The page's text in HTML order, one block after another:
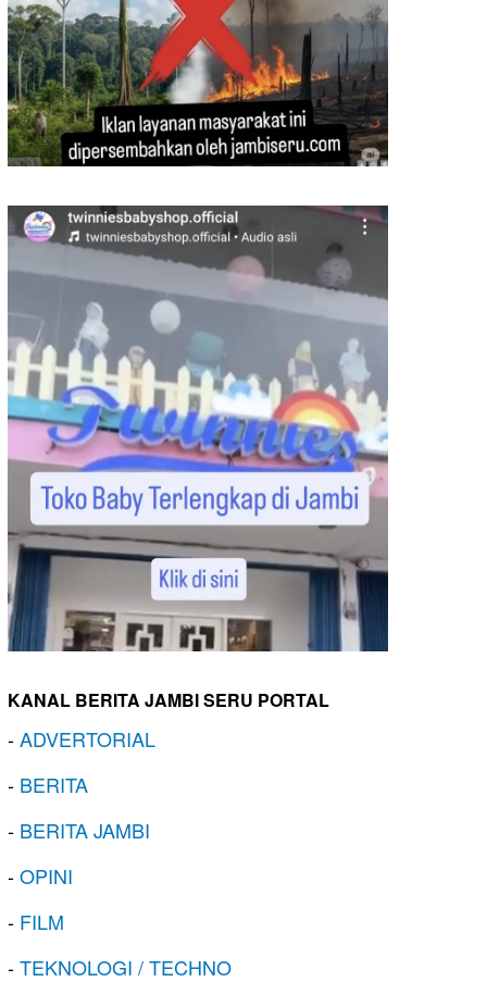
KANAL BERITA JAMBI SERU PORTAL
-ADVERTORIAL
- BERITA
- BERITA JAMBI
-OPINI
- FILM
-TEKNOLOGI / TECHNO